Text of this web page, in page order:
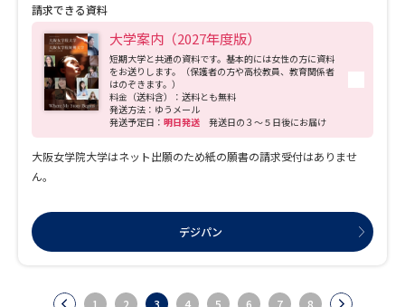
請求できる資料
大学案内（2027年度版）
短期大学と共通の資料です。基本的には女性の方に資料
をお送りします。（保護者の方や高校教員、教育関係者
はのぞきます。）
料金（送料含）：送料とも無料
発送方法：ゆうメール
発送予定日： 明日発送 発送日の３～５日後にお届け
大阪女学院大学はネット出願のため紙の願書の請求受付はありませ
ん。
デジパン